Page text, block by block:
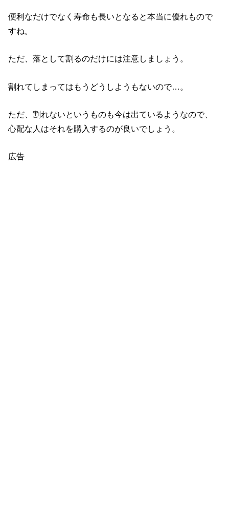
便利なだけでなく寿命も長いとなると本当に優れもので
すね。
ただ、落として割るのだけには注意しましょう。
割れてしまってはもうどうしようもないので…。
ただ、割れないというものも今は出ているようなので、
心配な人はそれを購入するのが良いでしょう。
広告